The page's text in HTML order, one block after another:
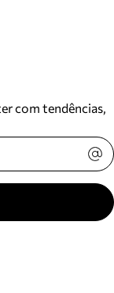
com tendências,